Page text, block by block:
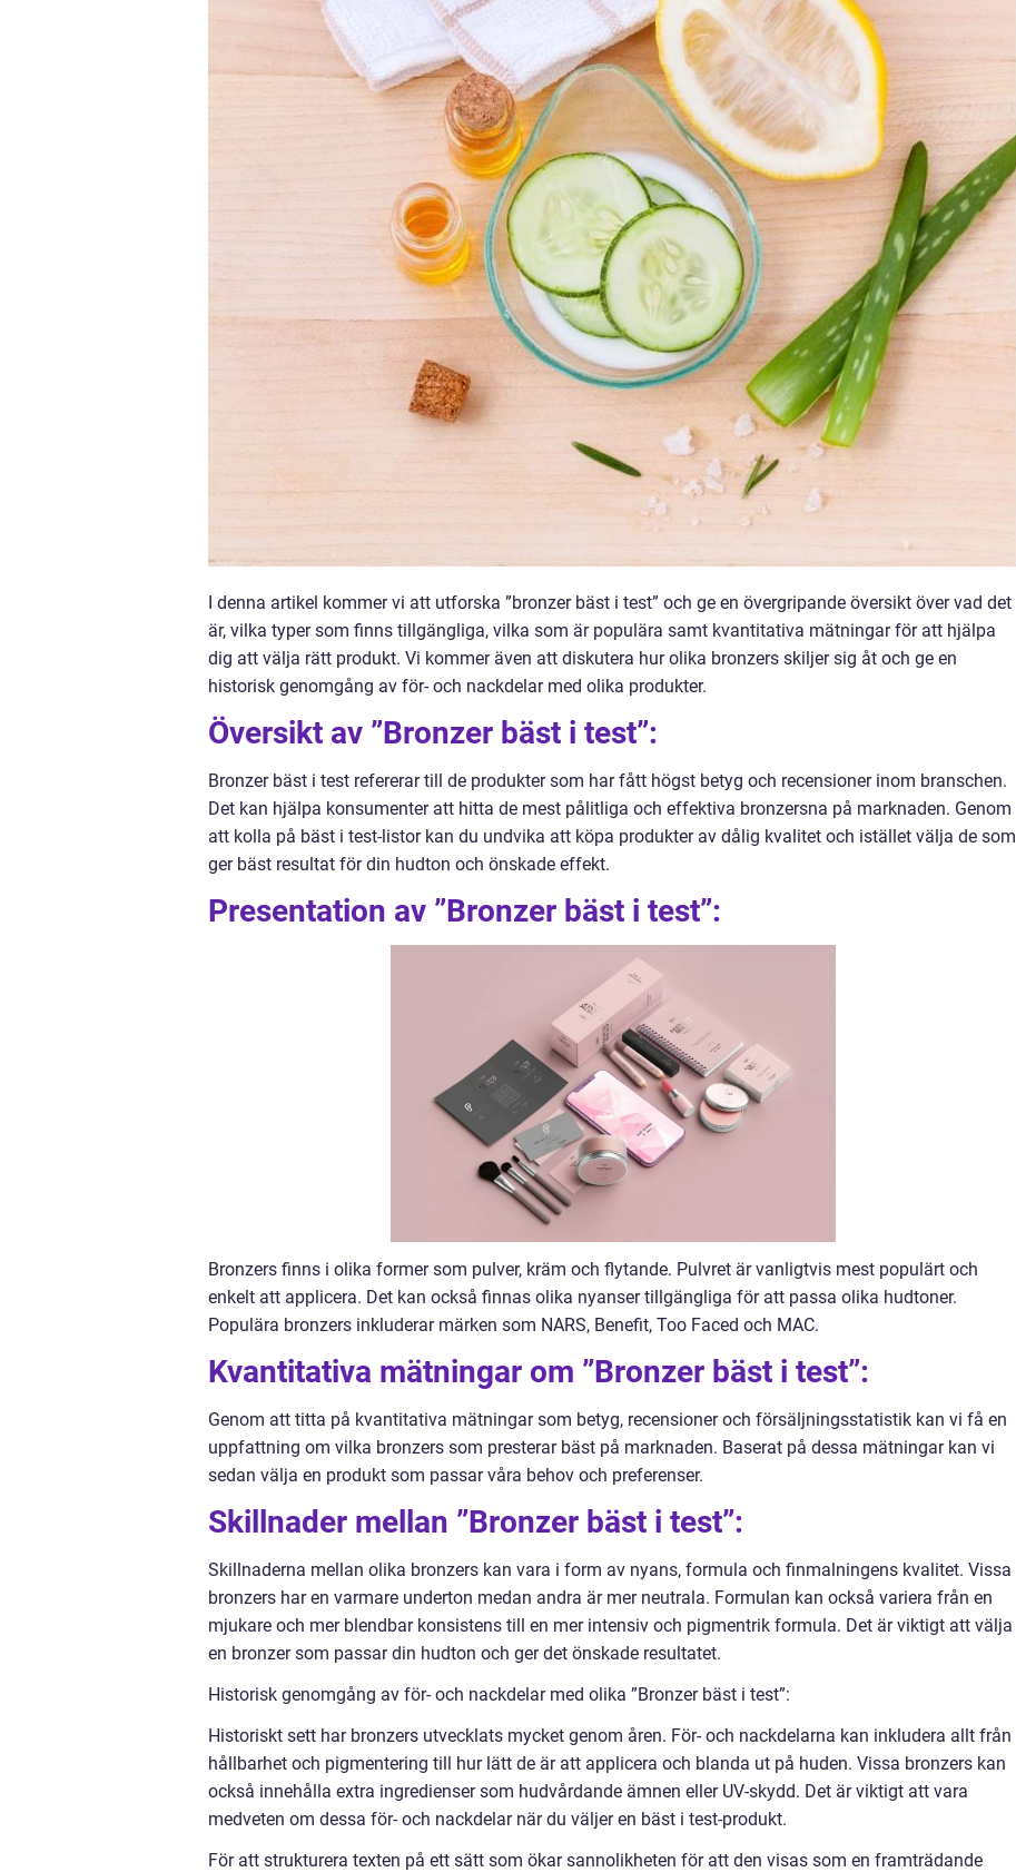
I denna artikel kommer vi att utforska ”bronzer bäst i test” och ge en övergripande översikt över vad det
är, vilka typer som finns tillgängliga, vilka som är populära samt kvantitativa mätningar för att hjälpa
dig att välja rätt produkt. Vi kommer även att diskutera hur olika bronzers skiljer sig åt och ge en
historisk genomgång av för- och nackdelar med olika produkter.
Översikt av ”Bronzer bäst i test”:
Bronzer bäst i test refererar till de produkter som har fått högst betyg och recensioner inom branschen.
Det kan hjälpa konsumenter att hitta de mest pålitliga och effektiva bronzersna på marknaden. Genom
att kolla på bäst i test-listor kan du undvika att köpa produkter av dålig kvalitet och istället välja de som
ger bäst resultat för din hudton och önskade effekt.
Presentation av ”Bronzer bäst i test”:
Bronzers finns i olika former som pulver, kräm och flytande. Pulvret är vanligtvis mest populärt och
enkelt att applicera. Det kan också finnas olika nyanser tillgängliga för att passa olika hudtoner.
Populära bronzers inkluderar märken som NARS, Benefit, Too Faced och MAC.
Kvantitativa mätningar om ”Bronzer bäst i test”:
Genom att titta på kvantitativa mätningar som betyg, recensioner och försäljningsstatistik kan vi få en
uppfattning om vilka bronzers som presterar bäst på marknaden. Baserat på dessa mätningar kan vi
sedan välja en produkt som passar våra behov och preferenser.
Skillnader mellan ”Bronzer bäst i test”:
Skillnaderna mellan olika bronzers kan vara i form av nyans, formula och finmalningens kvalitet. Vissa
bronzers har en varmare underton medan andra är mer neutrala. Formulan kan också variera från en
mjukare och mer blendbar konsistens till en mer intensiv och pigmentrik formula. Det är viktigt att välja
en bronzer som passar din hudton och ger det önskade resultatet.
Historisk genomgång av för- och nackdelar med olika ”Bronzer bäst i test”:
Historiskt sett har bronzers utvecklats mycket genom åren. För- och nackdelarna kan inkludera allt från
hållbarhet och pigmentering till hur lätt de är att applicera och blanda ut på huden. Vissa bronzers kan
också innehålla extra ingredienser som hudvårdande ämnen eller UV-skydd. Det är viktigt att vara
medveten om dessa för- och nackdelar när du väljer en bäst i test-produkt.
För att strukturera texten på ett sätt som ökar sannolikheten för att den visas som en framträdande